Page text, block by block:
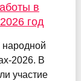
в
год
2026. В
участие